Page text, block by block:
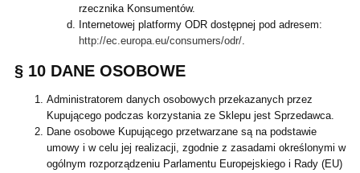
rzecznika Konsumentów.
Internetowej platformy ODR dostępnej pod adresem:
http://ec.europa.eu/consumers/odr/.
§ 10 DANE OSOBOWE
Administratorem danych osobowych przekazanych przez
Kupującego podczas korzystania ze Sklepu jest Sprzedawca.
Dane osobowe Kupującego przetwarzane są na podstawie
umowy i w celu jej realizacji, zgodnie z zasadami określonymi w
ogólnym rozporządzeniu Parlamentu Europejskiego i Rady (EU)